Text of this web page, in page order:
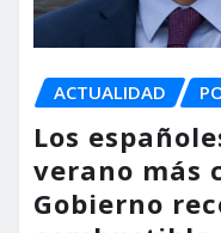
ACTUALIDAD
Los
verano más
Gobierno